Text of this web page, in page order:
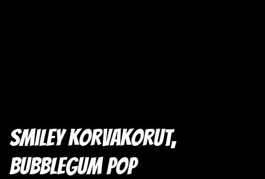
Smiley korvakorut,
Bubblegum Pop